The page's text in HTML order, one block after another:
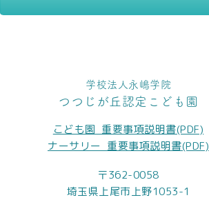
学校法人永嶋学院
つつじが丘認定こども園
こども園_重要事項説明書(PDF)
ナーサリー_重要事項説明書(PDF)
〒362-0058
埼玉県上尾市上野1053-1